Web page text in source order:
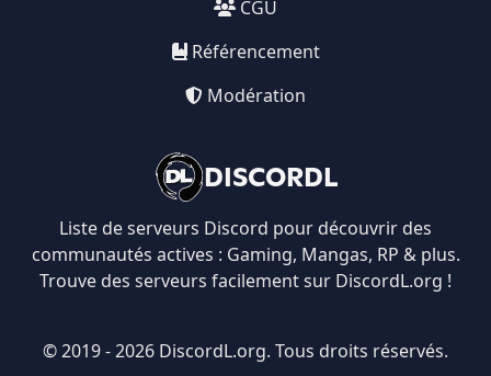
DISCORDL
Liste de serveurs Discord pour découvrir des
communautés actives : Gaming, Mangas, RP & plus.
Trouve des serveurs facilement sur DiscordL.org !
CGU
Référencement
Modération
© 2019 - 2026 DiscordL.org. Tous droits réservés.